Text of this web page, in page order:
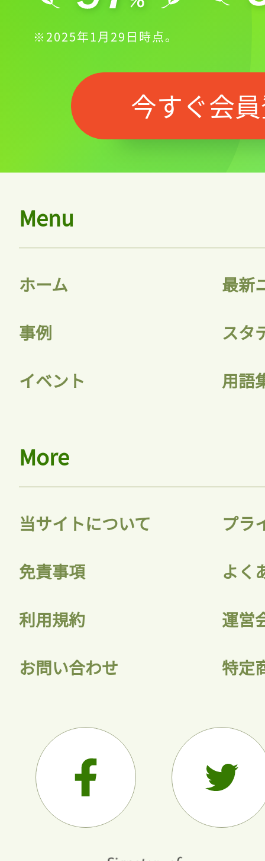
※2025年1月29日時点。
今すぐ会
Menu
ホーム 最新
事例 スタ
イベント 用語
More
当サイトについて プラ
免責事項 よく
利用規約 運営
お問い合わせ 特定